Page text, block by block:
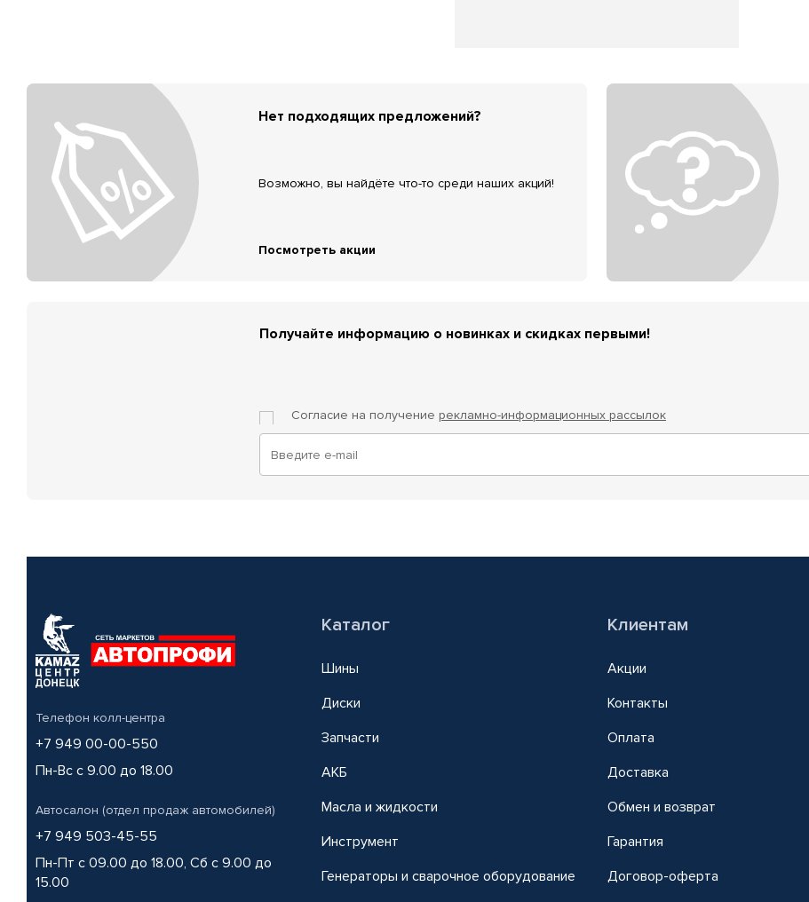
Нет подходящих предложений?
Возможно, вы найдёте что-то среди наших акций!
Посмотреть акции
Получайте информацию о новинках и скидках первыми!
Согласие на получение рекламно-информационных рассылок
Телефон колл-центра
+7 949 00-00-550
Пн-Вс с 9.00 до 18.00
Автосалон (отдел продаж автомобилей)
+7 949 503-45-55
Пн-Пт с 09.00 до 18.00, Сб с 9.00 до
15.00
Каталог
Шины
Диски
Запчасти
АКБ
Масла и жидкости
Инструмент
Генераторы и сварочное оборудование
Клиентам
Акции
Контакты
Оплата
Доставка
Обмен и возврат
Гарантия
Договор-оферта